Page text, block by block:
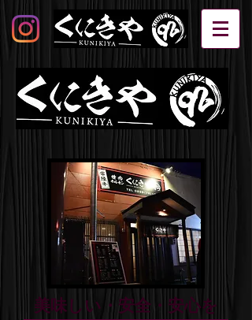
美味しい・安全・安心を